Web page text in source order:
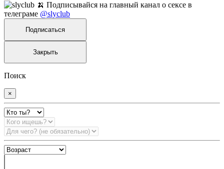
🍌 Подписывайся на главный канал о сексе в
телеграме @slyclub
Подписаться
Закрыть
Поиск
×